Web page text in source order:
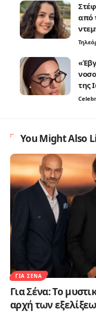
από
της
You Might Also
ΓΙΑ ΣΈΝΑ
Για Σένα: Το
αρχή των